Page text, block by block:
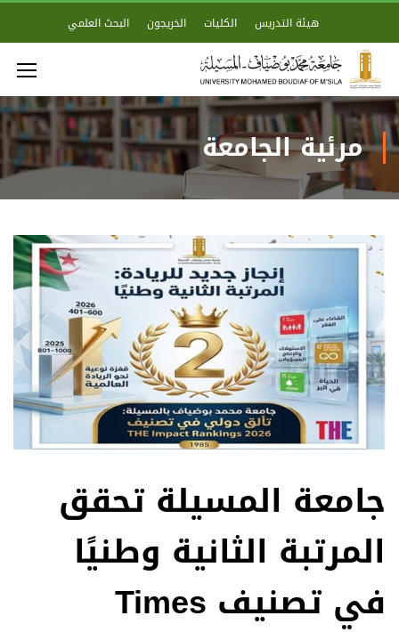
هيئة التدريس الكليات الخريجون البحث العلمي
مرئية الجامعة
جامعة المسيلة تحقق
المرتبة الثانية وطنيًا
في تصنيف Times